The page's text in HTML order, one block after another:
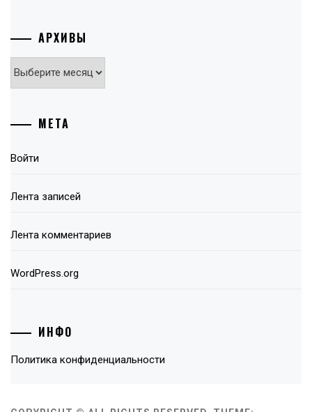
АРХИВЫ
Архивы
МЕТА
Войти
Лента записей
Лента комментариев
WordPress.org
ИНФО
Политика конфиденциальности